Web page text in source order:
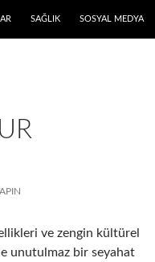
SAĞLIK SOSYAL MEDYA
ve zengin kültürel
unutulmaz bir seyahat